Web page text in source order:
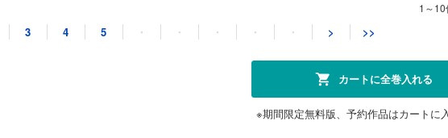
分冊版第11巻
山ハルは、ある日交通事故に遭い、気づいたときには異世界に転移していた。
険者になれない状況で、ハルは酒場兼娼館『夜想の青猫亭』で働くことを決意
生・千葉セイジ、娼館で働く女性たちやハルに想いを寄せるスモーブとの出会
カート
1～10
3 4 5 ・ ・ ・ ・ ・ > >>
カートに全巻入れる
※期間限定無料版、予約作品はカートに